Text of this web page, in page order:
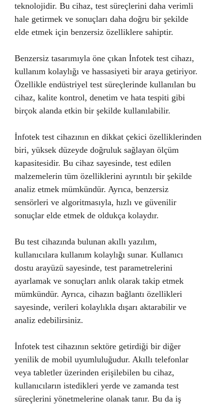
teknolojidir. Bu cihaz, test süreçlerini daha verimli
hale getirmek ve sonuçları daha doğru bir şekilde
elde etmek için benzersiz özelliklere sahiptir.
Benzersiz tasarımıyla öne çıkan İnfotek test cihazı,
kullanım kolaylığı ve hassasiyeti bir araya getiriyor.
Özellikle endüstriyel test süreçlerinde kullanılan bu
cihaz, kalite kontrol, denetim ve hata tespiti gibi
birçok alanda etkin bir şekilde kullanılabilir.
İnfotek test cihazının en dikkat çekici özelliklerinden
biri, yüksek düzeyde doğruluk sağlayan ölçüm
kapasitesidir. Bu cihaz sayesinde, test edilen
malzemelerin tüm özelliklerini ayrıntılı bir şekilde
analiz etmek mümkündür. Ayrıca, benzersiz
sensörleri ve algoritmasıyla, hızlı ve güvenilir
sonuçlar elde etmek de oldukça kolaydır.
Bu test cihazında bulunan akıllı yazılım,
kullanıcılara kullanım kolaylığı sunar. Kullanıcı
dostu arayüzü sayesinde, test parametrelerini
ayarlamak ve sonuçları anlık olarak takip etmek
mümkündür. Ayrıca, cihazın bağlantı özellikleri
sayesinde, verileri kolaylıkla dışarı aktarabilir ve
analiz edebilirsiniz.
İnfotek test cihazının sektöre getirdiği bir diğer
yenilik de mobil uyumluluğudur. Akıllı telefonlar
veya tabletler üzerinden erişilebilen bu cihaz,
kullanıcıların istedikleri yerde ve zamanda test
süreçlerini yönetmelerine olanak tanır. Bu da iş